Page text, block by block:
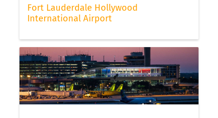
Fort Lauderdale Hollywood
International Airport